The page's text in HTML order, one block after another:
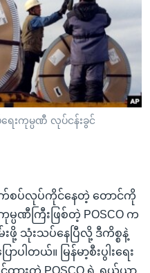
းကုမ္ပဏီ လုပ်ငန်းခွင်
က်စပ်လုပ်ကိုင်နေတဲ့ တောင်ကို
ဏီကြီးဖြစ်တဲ့ POSCO က
ဖို့ သုံးသပ်နေပြီလို့ ဒီကိစ္စနဲ့
ပါတယ်။ မြန်မာ့စီးပွါးရေး
ားတဲ့ POSCO ရဲ့ ရှယ်ယာ